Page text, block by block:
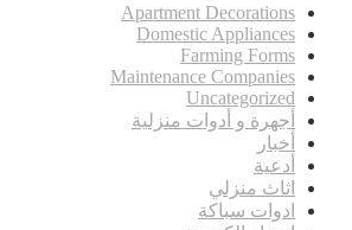
Apartment Decorations
Domestic Appliances
Farming Forms
Maintenance Companies
Uncategorized
أجهرة و أدوات منزلية
أخبار
أدعية
اثاث منزلي
ادوات سباكة